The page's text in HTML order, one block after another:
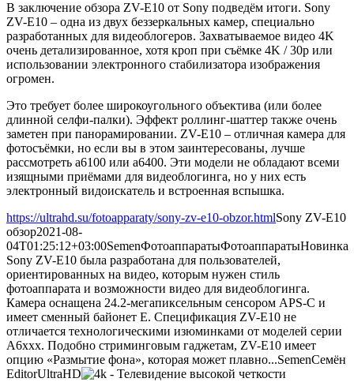
В заключение обзора ZV-E10 от Sony подведём итоги. Sony
ZV-E10 – одна из двух беззеркальных камер, специально
разработанных для видеоблогеров. Захватываемое видео 4K
очень детализированное, хотя кроп при съёмке 4K / 30p или
использовании электронного стабилизатора изображения
огромен.
Это требует более широкоугольного объектива (или более
длинной селфи-палки). Эффект роллинг-шаттер также очень
заметен при панорамировании. ZV-E10 – отличная камера для
фотосъёмки, но если вы в этом заинтересованы, лучше
рассмотреть a6100 или a6400. Эти модели не обладают всеми
изящными приёмами для видеоблогинга, но у них есть
электронный видоискатель и встроенная вспышка.
https://ultrahd.su/fotoapparaty/sony-zv-e10-obzor.htmlSony ZV-E10
обзор2021-08-
04T01:25:12+03:00SemenФотоаппаратыФотоаппаратыНовинка
Sony ZV-E10 была разработана для пользователей,
ориентированных на видео, которым нужен стиль
фотоаппарата и возможности видео для видеоблогинга.
Камера оснащена 24.2-мегапиксельным сенсором APS-C и
имеет сменный байонет E. Спецификация ZV-E10 не
отличается технологическими изюминками от моделей серии
A6xxx. Подобно стриминговым гаджетам, ZV-E10 имеет
опцию «Размытие фона», которая может плавно...SemenСемён
EditorUltraHD